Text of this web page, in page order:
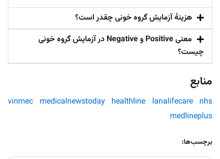
هزینهٔ آزمایش گروه خونی چقدر است؟
معنی Positive و Negative در آزمایش گروه خونی
چیست؟
منابع
vinmec medicalnewstoday healthline lanalifecare nhs
medlineplus
برچسب‌ها: